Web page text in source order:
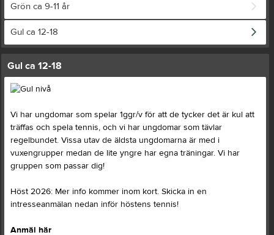
Grön ca 9-11 år
Gul ca 12-18
Gul ca 12-18
Vi har ungdomar som spelar 1ggr/v för att de tycker det är kul att
träffas och spela tennis, och vi har ungdomar som tävlar
regelbundet. Vissa utav de äldsta ungdomarna är med i
vuxengrupper medan de lite yngre har egna träningar. Vi har
gruppen som passar dig!
Höst 2026: Mer info kommer inom kort. Skicka in en
intresseanmälan nedan inför höstens tennis!
Anmäl här